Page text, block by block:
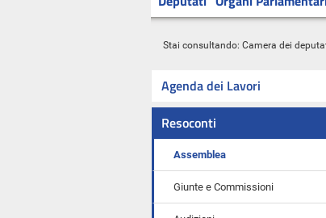
Stai consultando: Camera dei
Agenda dei Lavori
Resoconti
Assemblea
Giunte e Commissioni